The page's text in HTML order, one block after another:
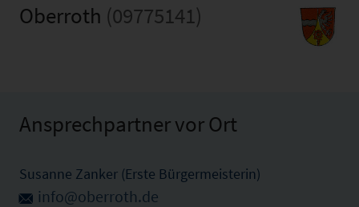
Oberroth (09775141)
Ansprechpartner vor Ort
Susanne Zanker (Erste Bürgermeisterin)
info@oberroth.de